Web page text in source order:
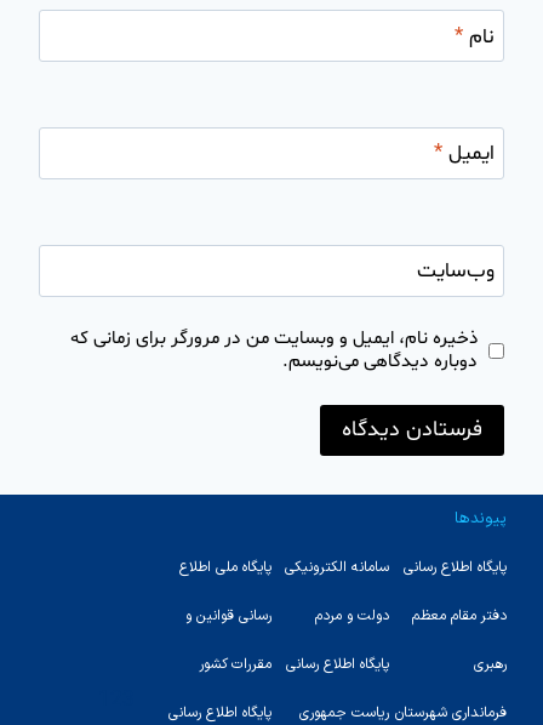
نام*
ایمیل*
وب‌سایت
ذخیره نام، ایمیل و وبسایت من در مرورگر برای زمانی که
دوباره دیدگاهی می‌نویسم.
پیوندها
پایگاه اطلاع رسانی
دفتر مقام معظم
رهبری
فرمانداری شهرستان
سامانه الکترونیکی
دولت و مردم
پایگاه اطلاع رسانی
ریاست جمهوری
پایگاه ملی اطلاع
رسانی قوانین و
مقررات کشور
پایگاه اطلاع رسانی